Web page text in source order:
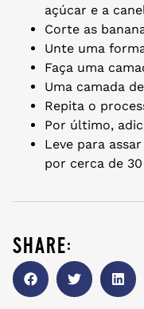
açúcar e a
Corte as
Unte uma
Faça uma
Uma camada
Repita o
Por último,
Leve para
por cerca de
share: